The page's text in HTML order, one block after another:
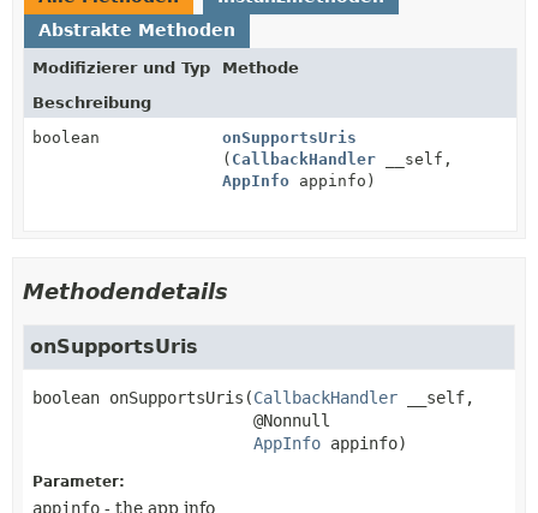
Abstrakte Methoden
Modifizierer und Typ
Methode
Beschreibung
boolean
onSupportsUris
( CallbackHandler __self,
AppInfo appinfo)
Methodendetails
onSupportsUris
boolean onSupportsUris (CallbackHandler __self,
@Nonnull
AppInfo appinfo)
Parameter:
appinfo - the app info